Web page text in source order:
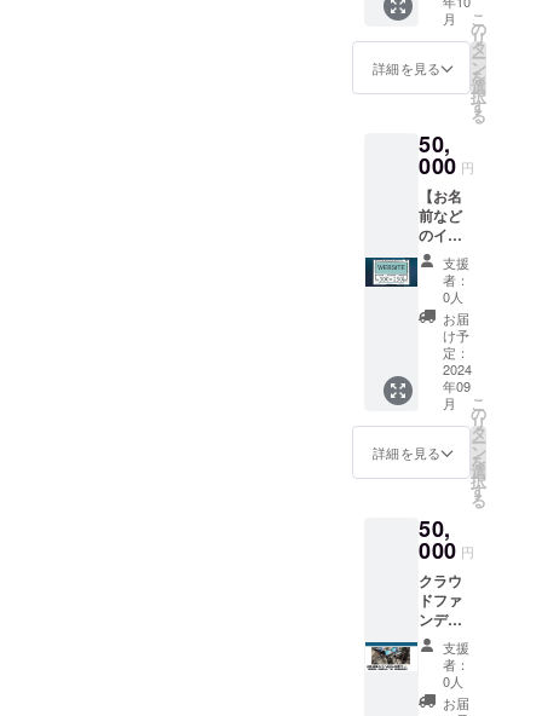
ひ読ん
でいた
だきた
い書籍
です。
の製品
は手描
きです
ので、
一点一
点多少
の違い
がござ
いま
す。 一
点もの
の良さ
とし
て、お
楽しみ
頂けれ
ばと思
いま
す。
ーーー
ーーー
ーーー
ーーー
ーーー
ーーー
ーーー
ーーー
ーーー
ーーー
成さ
れ、ク
ファン
ディン
して提
供され
ます。
伝統工
芸の技
術と現
代のデ
ザイン
が融合
したこ
の行灯
は、イ
ンテリ
アに温
かみと
を加え
ます。
の皆様
にお届
けした
い逸品
です。
り、本
ろうけ
つ染め
技法で
タペス
トリー
を返礼
品とし
て提供
いただ
きまし
た。
「感
謝」の
一言を
白文字
でデザ
インし
たウグ
のタペ
スト
元しょ
うび苑
さまの
熟練の
手に
よっ
て、本
ろうけ
つ染め
で仕上
いただ
きその
中の動
画サー
りま
す。 ま
た色々
な意見
など出
してい
ただき
今後の
参考に
させて
いただ
きま
す。 ク
ラウド
ファン
ディン
グ終了
す。
ZOOM
した勉
強会も
数回実
施しま
す。 梱
包も京
都西川
色） ・
お礼の
動画
URLを
書いた
URL又
コード
を添付
いたし
ます。
・株式
会社
Qretho
nのス
テッ
カー
（ス
テッ
カーサ
イズ：
50mm×
50mm
カー
（ス
テッ
カーサ
イズ：
約
50mm×
50mm
） 染元
しょう
月
詳細を見る
こ
の
リ
タ
ー
ン
を
選
択
す
る
50,
000 円
【お名
前など
のイ
メージ
をウェ
ブサイ
トに掲
載する
権利】
クラウ
ドファ
ンディ
ングの
ご支援
者様の
お名前
メージ
で弊社
ウェブ
サイト
に掲載
いたし
ます。
この返
礼品
は、支
支援
者：
0人
お届
け予
定：
2024
年09
月
詳細を見る
こ
の
リ
タ
ー
ン
を
選
択
す
る
50,
000 円
クラウ
ドファ
ンディ
ングの
リター
ン品と
して、
支援
者：
0人
お届